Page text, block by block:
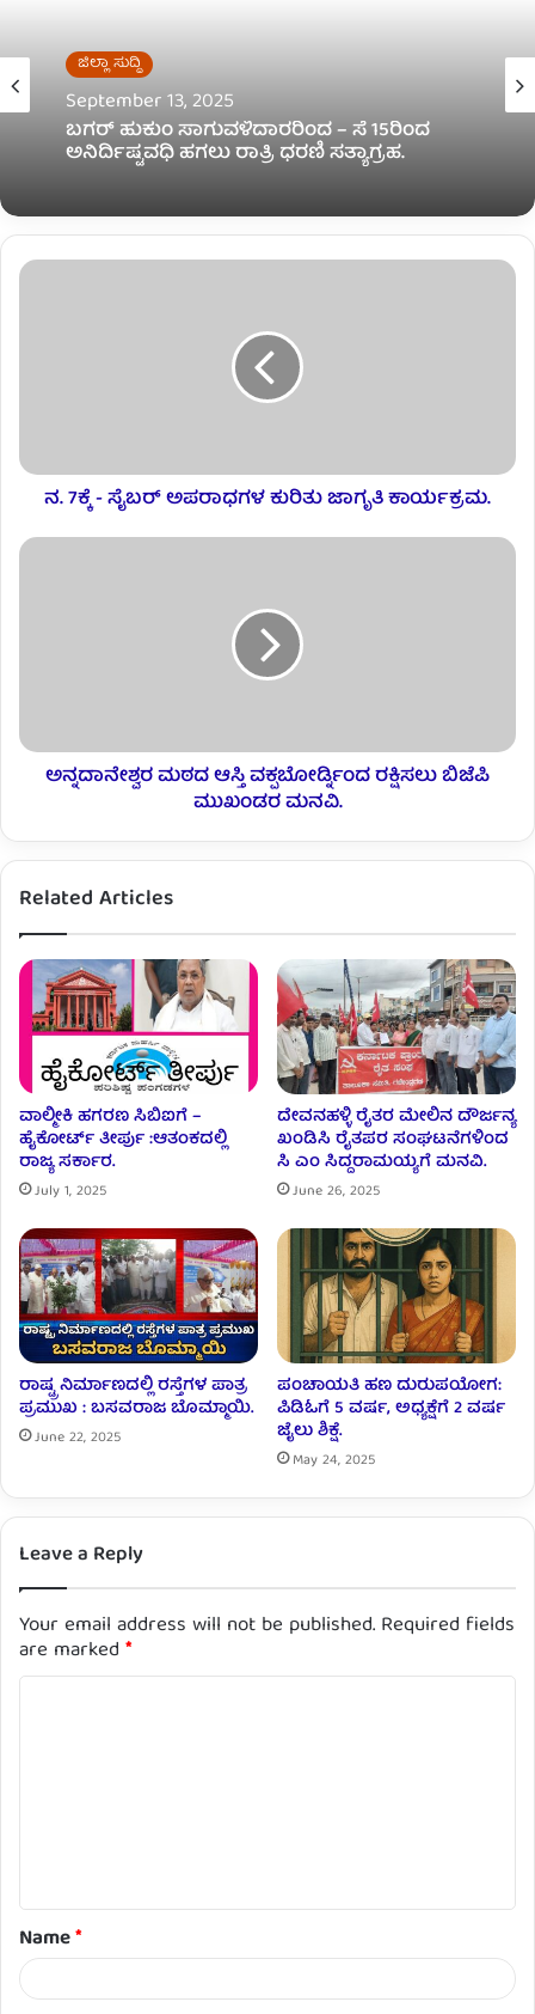
ಜಿಲ್ಲಾ ಸುದ್ದಿ
September 13, 2025
ಬಗರ್ ಹುಕುಂ ಸಾಗುವಳಿದಾರರಿಂದ – ಸೆ 15ರಿಂದ
ಅನಿರ್ದಿಷ್ಟವಧಿ ಹಗಲು ರಾತ್ರಿ ಧರಣಿ ಸತ್ಯಾಗ್ರಹ.
ನ. 7ಕ್ಕೆ - ಸೈಬರ್ ಅಪರಾಧಗಳ ಕುರಿತು ಜಾಗೃತಿ ಕಾರ್ಯಕ್ರಮ.
ಅನ್ನದಾನೇಶ್ವರ ಮಠದ ಆಸ್ತಿ ವಕ್ಪಬೋರ್ಡ್ನಿಂದ ರಕ್ಷಿಸಲು ಬಿಜೆಪಿ
ಮುಖಂಡರ ಮನವಿ.
Related Articles
ವಾಲ್ಮೀಕಿ ಹಗರಣ ಸಿಬಿಐಗೆ –
ಹೈಕೋರ್ಟ್ ತೀರ್ಪು :ಆತಂಕದಲ್ಲಿ
ರಾಜ್ಯ ಸರ್ಕಾರ.
July 1, 2025
ದೇವನಹಳ್ಳಿ ರೈತರ ಮೇಲಿನ ದೌರ್ಜನ್ಯ
ಖಂಡಿಸಿ ರೈತಪರ ಸಂಘಟನೆಗಳಿಂದ
ಸಿ ಎಂ ಸಿದ್ದರಾಮಯ್ಯಗೆ ಮನವಿ.
June 26, 2025
ರಾಷ್ಟ್ರ ನಿರ್ಮಾಣದಲ್ಲಿ ರಸ್ತೆಗಳ ಪಾತ್ರ
ಪ್ರಮುಖ : ಬಸವರಾಜ ಬೊಮ್ಮಾಯಿ.
June 22, 2025
ಪಂಚಾಯತಿ ಹಣ ದುರುಪಯೋಗ:
ಪಿಡಿಓಗೆ 5 ವರ್ಷ, ಅಧ್ಯಕ್ಷೆಗೆ 2 ವರ್ಷ
ಜೈಲು ಶಿಕ್ಷೆ.
May 24, 2025
Leave a Reply
Your email address will not be published. Required fields
are marked *
t
*
Name*